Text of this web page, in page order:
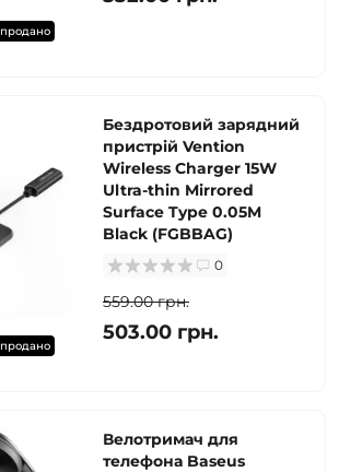
продано
продано
Бездротовий зарядний
пристрій Vention
Wireless Charger 15W
Ultra-thin Mirrored
Surface Type 0.05M
Black (FGBBAG)
0
559.00 грн.
503.00 грн.
Велотримач для
телефона Baseus